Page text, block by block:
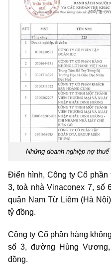
Những doanh nghiệp nợ
Điển hình, Công ty Cổ phần
3, toà nhà Vinaconex 7, số
quận Nam Từ Liêm (Hà
tỷ đồng.
Công ty Cổ phần hàng
số 3, đường Hùng
đồng.